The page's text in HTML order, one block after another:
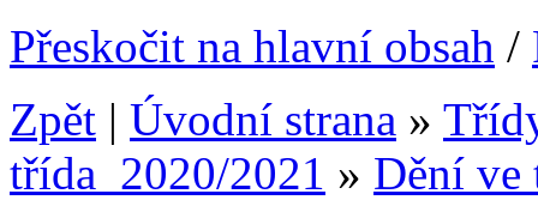
Přeskočit na hlavní obsah /
Zpět | Úvodní strana »
třída_2020/2021 » Dění ve